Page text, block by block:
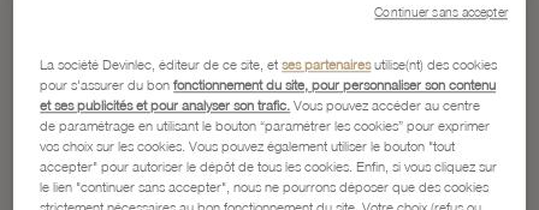
La société Devinlec, éditeur de ce site, etses partenairesutilise(nt) des cookies
pour s'assurer du bonfonctionnement du site, pour personnaliser son contenu
et ses publicités et pour analyser son trafic. Vous pouvez accéder au centre
de paramétrage en utilisant le bouton “paramétrer les cookies” pour exprimer
vos choix sur les cookies. Vous pouvez également utiliser le bouton "tout
accepter" pour autoriser le dépôt de tous les cookies. Enfin, si vous cliquez sur
le lien "continuer sans accepter", nous ne pourrons déposer que des cookies
Continuer sans accepter